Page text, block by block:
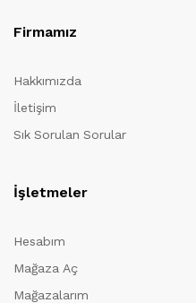
Firmamız
Hakkımızda
İletişim
Sık Sorulan Sorular
İşletmeler
Hesabım
Mağaza Aç
Mağazalarım